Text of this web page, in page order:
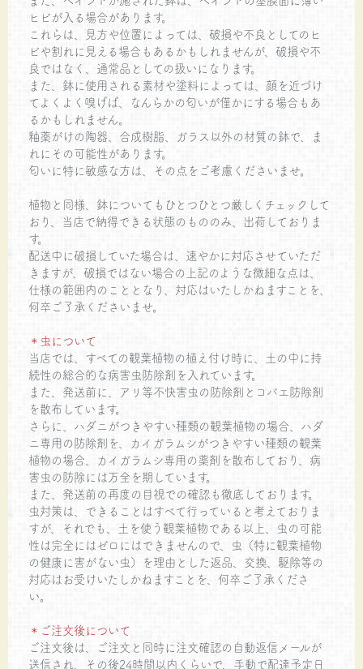
ヒビが入る場合があります。
これらは、見方や位置によっては、破損や不良としてのヒ
ビや割れに見える場合もあるかもしれませんが、破損や不
良ではなく、通常品としての扱いになります。
また、鉢に使用される素材や塗料によっては、顔を近づけ
てよくよく嗅げば、なんらかの匂いが僅かにする場合もあ
るかもしれません。
釉薬がけの陶器、合成樹脂、ガラス以外の材質の鉢で、ま
れにその可能性があります。
匂いに特に敏感な方は、その点をご考慮くださいませ。
植物と同様、鉢についてもひとつひとつ厳しくチェックして
おり、当店で納得できる状態のもののみ、出荷しておりま
す。
配送中に破損していた場合は、速やかに対応させていただ
きますが、破損ではない場合の上記のような微細な点は、
仕様の範囲内のこととなり、対応はいたしかねますことを、
何卒ご了承くださいませ。
＊虫について
当店では、すべての観葉植物の植え付け時に、土の中に持
続性の総合的な病害虫防除剤を入れています。
また、発送前に、アリ等不快害虫の防除剤とコバエ防除剤
を散布しています。
さらに、ハダニがつきやすい種類の観葉植物の場合、ハダ
ニ専用の防除剤を、カイガラムシがつきやすい種類の観葉
植物の場合、カイガラムシ専用の薬剤を散布しており、病
害虫の防除には万全を期しています。
また、発送前の再度の目視での確認も徹底しております。
虫対策は、できることはすべて行っていると考えておりま
すが、それでも、土を使う観葉植物である以上、虫の可能
性は完全にはゼロにはできませんので、虫（特に観葉植物
の健康に害がない虫）を理由とした返品、交換、駆除等の
対応はお受けいたしかねますことを、何卒ご了承くださ
い。
＊ご注文後について
ご注文後は、ご注文と同時に注文確認の自動返信メールが
送信され、その後24時間以内くらいで、手動で配達予定日